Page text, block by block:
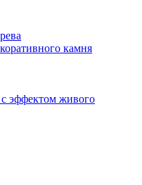
камня
с эффектом живого